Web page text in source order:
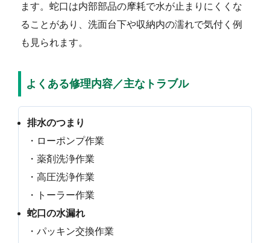
ます。蛇口は内部部品の摩耗で水が止まりにくくな
ることがあり、洗面台下や収納内の濡れで気付く例
も見られます。
よくある修理内容／主なトラブル
排水のつまり
・ローポンプ作業
・薬剤洗浄作業
・高圧洗浄作業
・トーラー作業
蛇口の水漏れ
・パッキン交換作業